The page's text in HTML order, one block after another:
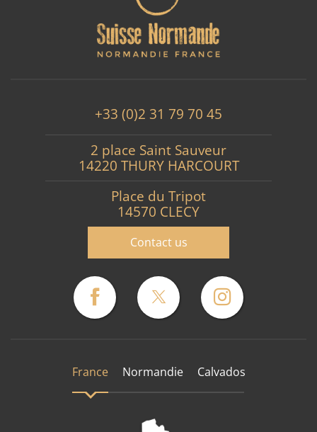
+33 (0)2 31 79 70 45
2 place Saint Sauveur
14220 THURY HARCOURT
Place du Tripot
14570 CLECY
Contact us
France Normandie Calvados